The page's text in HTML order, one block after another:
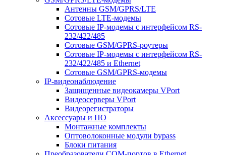
Антенны GSM/GPRS/LTE
Сотовые LTE-модемы
Сотовые IP-модемы с интерфейсом RS-
232/422/485
Сотовые GSM/GPRS-роутеры
Сотовые IP-модемы с интерфейсом RS-
232/422/485 и Ethernet
Сотовые GSM/GPRS-модемы
IP-видеонаблюдение
Защищенные видеокамеры VPort
Видеосерверы VPort
Видеорегистраторы
Аксессуары и ПО
Монтажные комплекты
Оптоволоконные модули bypass
Блоки питания